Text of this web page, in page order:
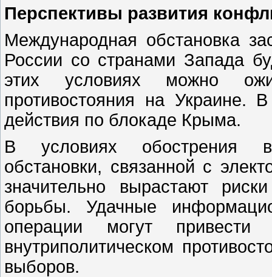
Перспективы развития
Международная обстановка
России со странами Запада
этих условиях можно
противостояния на Украине.
действия по блокаде Крыма.
В условиях обострения
обстановки, связанной с
значительно вырастают
борьбы. Удачные
операции могут
внутриполитическом
выборов.